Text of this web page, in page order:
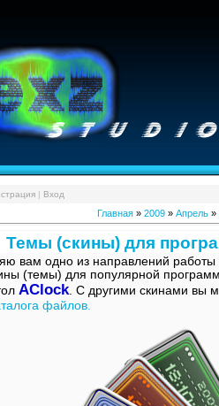
| Вход
Главная » 2009 » Апрель »
Темы (скины) для
вам одно из направлений работы
(темы) для популярной
AClock. С другими скинами вы
файлов.